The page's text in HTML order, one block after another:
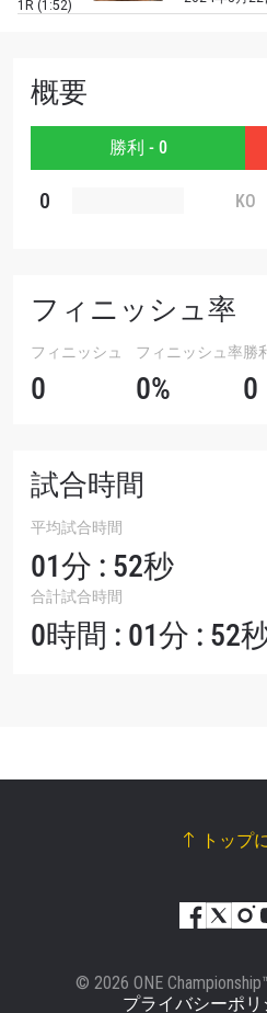
1R (1:52)
概要
勝利 - 0
0 KO
フィニッシュ率
フィニッシュ
0
フィニッシュ率
0%
勝
0
試合時間
平均試合時間
01分 : 52秒
合計試合時間
0時間 : 01分 : 52
トップ
© 2026 ONE
プライバシーポリ
対戦相手
ハイライトを
購読
このフォームを送信する